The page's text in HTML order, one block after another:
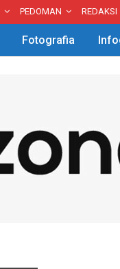
PEDOMAN REDAKSI
Fotografia